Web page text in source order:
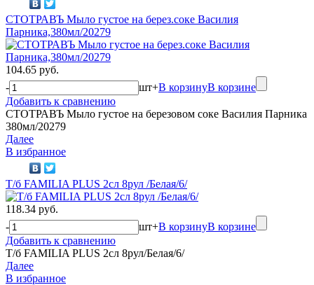
СТОТРАВЪ Мыло густое на берез.соке Василия
Парника,380мл/20279
104.65 руб.
-
шт+В корзинуВ корзине
Добавить к сравнению
СТОТРАВЪ Мыло густое на березовом соке Василия Парника
380мл/20279
Далее
В избранное
Т/б FAMILIA PLUS 2сл 8рул /Белая/6/
118.34 руб.
-
шт+В корзинуВ корзине
Добавить к сравнению
Т/б FAMILIA PLUS 2сл 8рул/Белая/6/
Далее
В избранное